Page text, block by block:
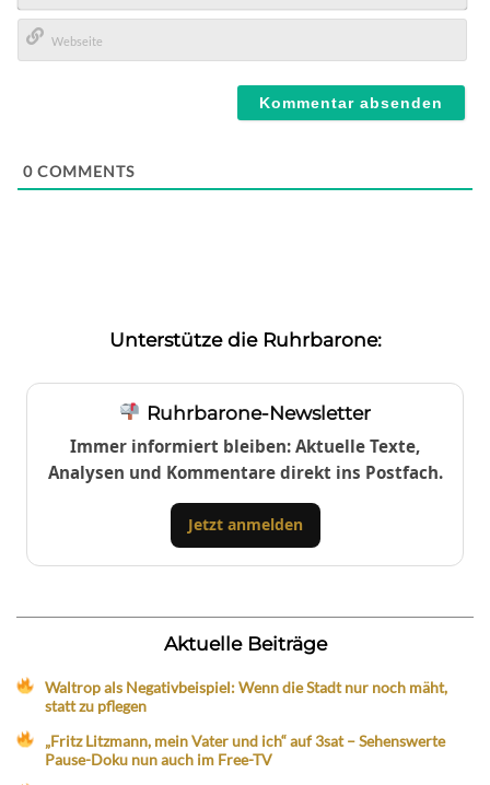
E-
Mail*
0 COMMENTS
Unterstütze die Ruhrbarone:
Ruhrbarone-Newsletter
Immer informiert bleiben: Aktuelle Texte,
Analysen und Kommentare direkt ins Postfach.
Jetzt anmelden
Aktuelle Beiträge
Waltrop als Negativbeispiel: Wenn die Stadt nur noch mäht,
statt zu pflegen
„Fritz Litzmann, mein Vater und ich“ auf 3sat – Sehenswerte
Pause-Doku nun auch im Free-TV